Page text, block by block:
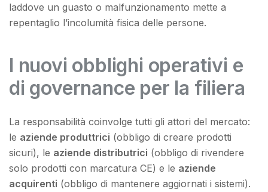
laddove un guasto o malfunzionamento mette a
repentaglio l’incolumità fisica delle persone.
I nuovi obblighi operativi e
di governance per la filiera
La responsabilità coinvolge tutti gli attori del mercato:
le aziende produttrici (obbligo di creare prodotti
sicuri), le aziende distributrici (obbligo di rivendere
solo prodotti con marcatura CE) e le aziende
acquirenti (obbligo di mantenere aggiornati i sistemi).